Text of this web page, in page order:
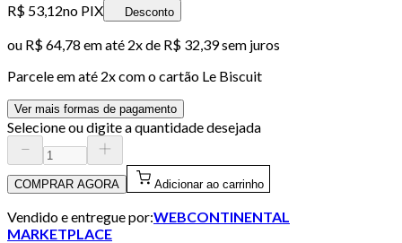
R$ 53,12no PIX Desconto
ou R$ 64,78 em até 2x de R$ 32,39 sem juros
Parcele em até 2x com o cartão Le Biscuit
Ver mais formas de pagamento
Selecione ou digite a quantidade desejada
COMPRAR AGORA Adicionar ao carrinho
Vendido e entregue por:WEBCONTINENTAL
MARKETPLACE